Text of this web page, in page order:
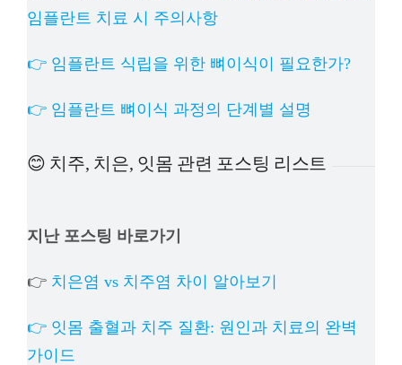
임플란트 치료 시 주의사항
👉 임플란트 식립을 위한 뼈이식이 필요한가?
👉 임플란트 뼈이식 과정의 단계별 설명
😊 치주, 치은, 잇몸 관련 포스팅 리스트
지난 포스팅 바로가기
👉 치은염 vs 치주염 차이 알아보기
👉 잇몸 출혈과 치주 질환: 원인과 치료의 완벽
가이드